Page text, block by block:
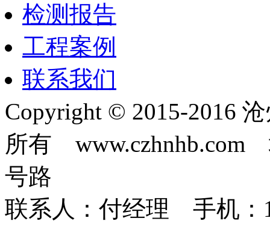
检测报告
工程案例
联系我们
Copyright © 2015-2016
所有 www.czhnhb.com
号路
联系人：付经理 手机：